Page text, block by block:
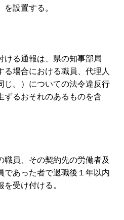
設置する。
る通報は、県の知事部局
る場合における職員、代理人
じ。）についての法令違反行
ずるおそれのあるものを含
員、その契約先の労働者及
であった者で退職後１年以内
受け付ける。